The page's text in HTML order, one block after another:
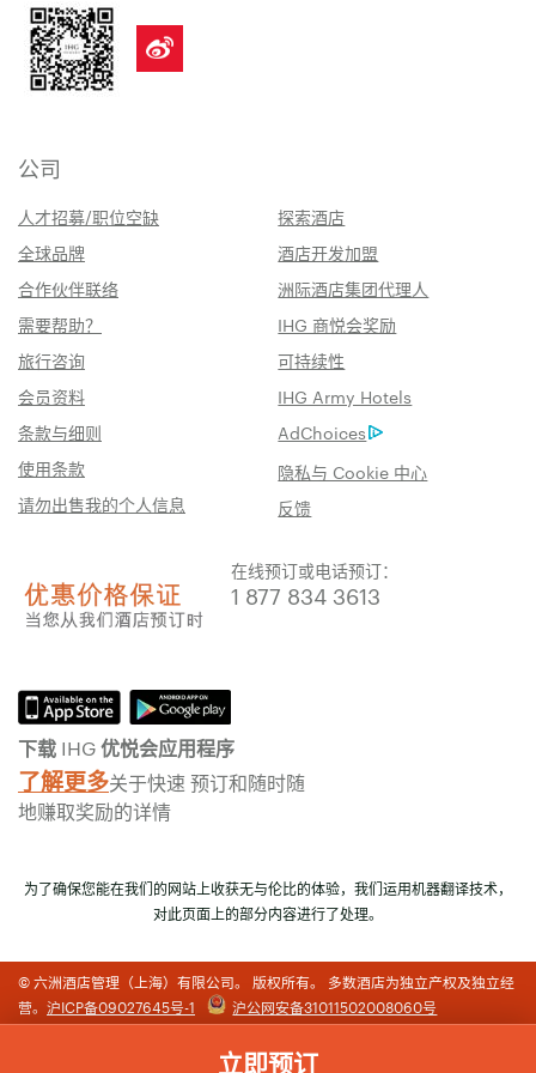
立即预订
公司
人才招募/职位空缺
探索酒店
全球品牌
酒店开发加盟
合作伙伴联络
洲际酒店集团代理人
需要帮助？
IHG 商悦会奖励
旅行咨询
可持续性
会员资料
IHG Army Hotels
条款与细则
AdChoices
使用条款
隐私与 Cookie 中心
请勿出售我的个人信息
反馈
在线预订或电话预订：
1 877 834 3613
下载 IHG 优悦会应用程序
了解更多关于快速 预订和随时随
地赚取奖励的详情
为了确保您能在我们的网站上收获无与伦比的体验，我们运用机器翻译技术，
对此页面上的部分内容进行了处理。
© 六洲酒店管理（上海）有限公司。 版权所有。 多数酒店为独立产权及独立经
营。 沪ICP备09027645号-1 沪公网安备31011502008060号